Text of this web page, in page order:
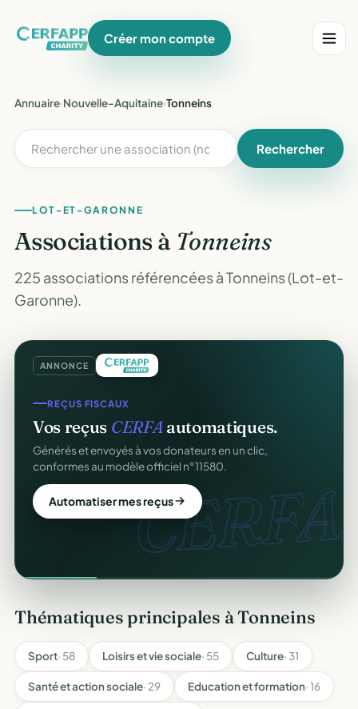
Créer mon compte
Annuaire›Nouvelle-Aquitaine›Tonneins
Rechercher
LOT-ET-GARONNE
Associations à Tonneins
225 associations référencées à Tonneins (Lot-et-
Garonne).
ANNONCE
CERFA.
REÇUS FISCAUX
Vos reçus CERFAautomatiques.
Générés et envoyés à vos donateurs en un clic,
conformes au modèle officiel n°11580.
Automatiser mes reçus
Thématiques principales à Tonneins
Sport· 58 Loisirs et vie sociale· 55 Culture· 31
Santé et action sociale· 29 Education et formation· 16